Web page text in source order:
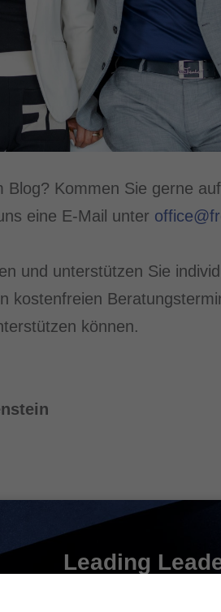
Blog? Kommen Sie gerne
eine E-Mail unter
und unterstützen Sie
kostenfreien
können.
Leading